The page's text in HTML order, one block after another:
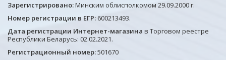
Зарегистрировано:Минским облисполкомом 29.09.2000 г.
Номер регистрации в ЕГР:600213493.
Дата регистрации Интернет-магазина в Торговом реестре
Республики Беларусь: 02.02.2021.
Регистрационный номер:501670